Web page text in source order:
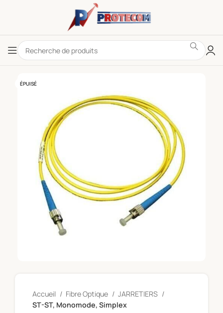
ÉPUISÉ
Accueil Fibre Optique
JARRETIERS
ST-ST, Monomode, Simplex